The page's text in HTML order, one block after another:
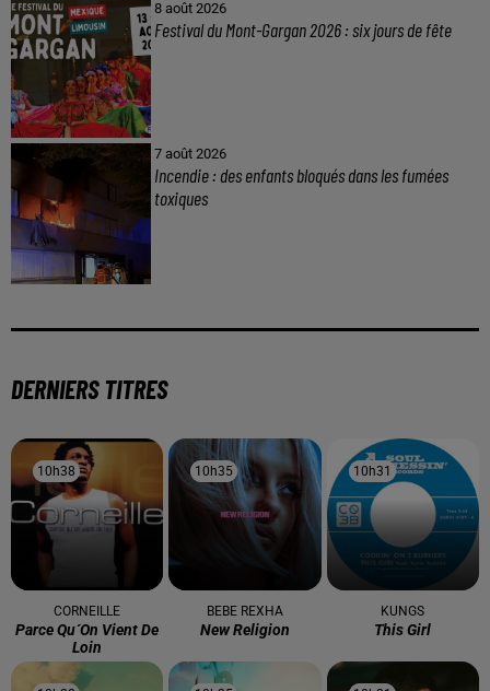
8 août 2026
Festival du Mont-Gargan 2026 : six jours de fête
7 août 2026
Incendie : des enfants bloqués dans les fumées
toxiques
DERNIERS TITRES
10h38
10h38
CORNEILLE
Parce Qu´on Vient De
Loin
10h35
10h35
BEBE REXHA
New Religion
10h31
10h31
KUNGS
This Girl